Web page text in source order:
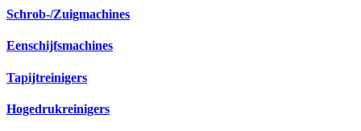
Schrob-/Zuigmachines
Eenschijfsmachines
Tapijtreinigers
Hogedrukreinigers